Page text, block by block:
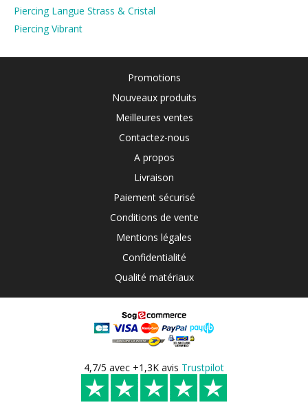
Piercing Langue Strass & Cristal
Piercing Vibrant
Promotions
Nouveaux produits
Meilleures ventes
Contactez-nous
A propos
Livraison
Paiement sécurisé
Conditions de vente
Mentions légales
Confidentialité
Qualité matériaux
4,7/5 avec +1,3K avis Trustpilot